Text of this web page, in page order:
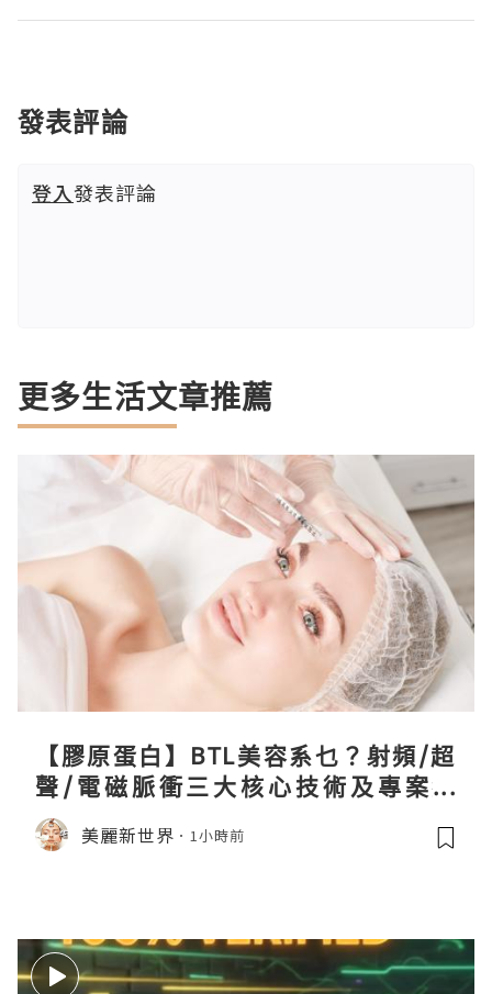
發表評論
登入發表評論
更多生活文章推薦
【膠原蛋白】BTL美容系乜？射頻/超
聲/電磁脈衝三大核心技術及專案盤
點！
美麗新世界 1小時前